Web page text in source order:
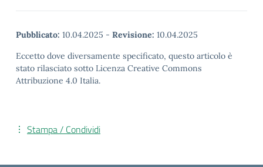
Pubblicato: 10.04.2025 - Revisione: 10.04.2025
Eccetto dove diversamente specificato, questo articolo è
stato rilasciato sotto Licenza Creative Commons
Attribuzione 4.0 Italia.
Stampa / Condividi